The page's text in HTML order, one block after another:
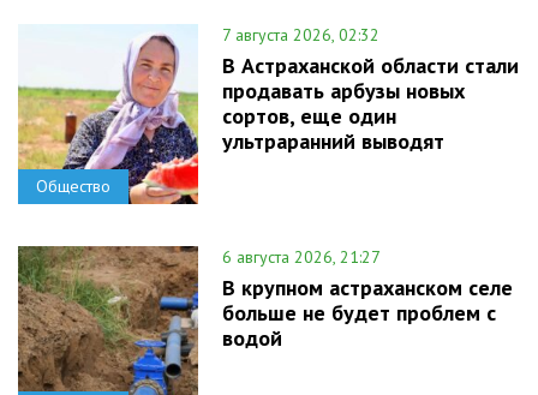
Общество
7 августа 2026, 02:32
В Астраханской области стали
продавать арбузы новых
сортов, еще один
ультраранний выводят
6 августа 2026, 21:27
В крупном астраханском селе
больше не будет проблем с
водой